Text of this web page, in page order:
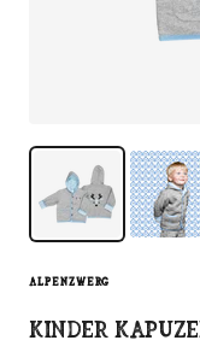
ALPENZWERG
Kinder